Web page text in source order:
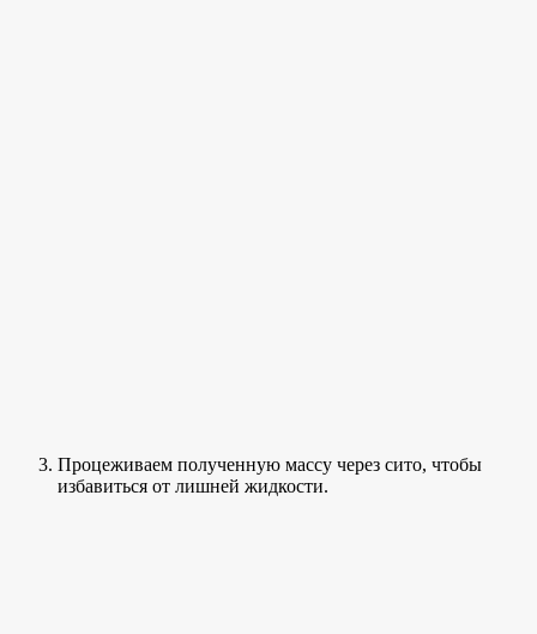
Процеживаем полученную массу через сито, чтобы
избавиться от лишней жидкости.